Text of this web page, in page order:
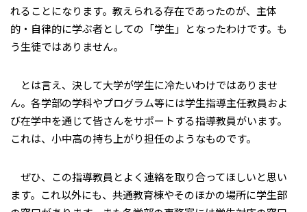
れることになります。教えられる存在であったのが、主体
的・自律的に学ぶ者としての「学生」となったわけです。も
う生徒ではありません。
とは言え、決して大学が学生に冷たいわけではありませ
ん。各学部の学科やプログラム等には学生指導主任教員およ
び在学中を通じて皆さんをサポートする指導教員がいます。
これは、小中高の持ち上がり担任のようなものです。
ぜひ、この指導教員とよく連絡を取り合ってほしいと思い
ます。これ以外にも、共通教育棟やそのほかの場所に学生部